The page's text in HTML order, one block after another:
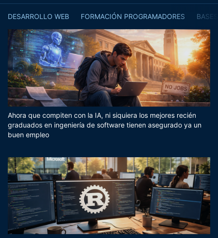
DESARROLLO WEB FORMACIÓN PROGRAMADORES
Ahora que compiten con la IA, ni siquiera los mejores recién
graduados en ingeniería de software tienen asegurado ya un
buen empleo